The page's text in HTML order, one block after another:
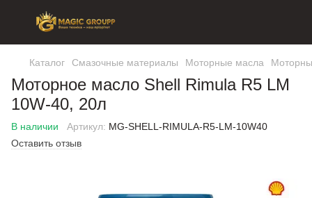
Каталог Смазочные материалы Моторные масла
Моторное масло Shell Rimula R5 LM
10W-40, 20л
В наличии Артикул: MG-SHELL-RIMULA-R5-LM-10W40
Оставить отзыв